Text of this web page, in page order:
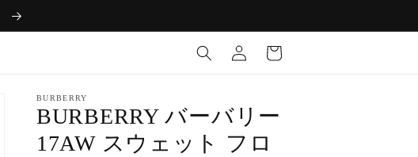
イ
カ
ー
BURBERRY
BURBERRY バーバリー
17AW スウェット フロ